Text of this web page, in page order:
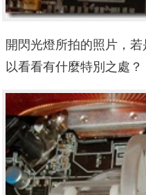
開閃光燈所拍的照片，
以看看有什麼特別之處？